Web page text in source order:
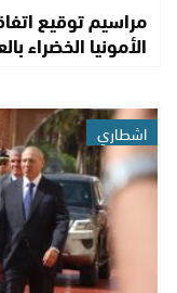
مراسيم توقيع
الأمونيا الخضراء
اشطاري